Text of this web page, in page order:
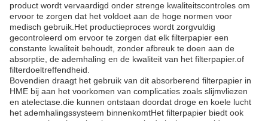
product wordt vervaardigd onder strenge kwaliteitscontroles om
ervoor te zorgen dat het voldoet aan de hoge normen voor
medisch gebruik.Het productieproces wordt zorgvuldig
gecontroleerd om ervoor te zorgen dat elk filterpapier een
constante kwaliteit behoudt, zonder afbreuk te doen aan de
absorptie, de ademhaling en de kwaliteit van het filterpapier.of
filterdoeltreffendheid.
Bovendien draagt het gebruik van dit absorberend filterpapier in
HME bij aan het voorkomen van complicaties zoals slijmvliezen
en atelectase.die kunnen ontstaan doordat droge en koele lucht
het ademhalingssysteem binnenkomtHet filterpapier biedt ook